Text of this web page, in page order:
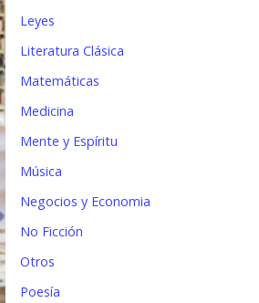
Leyes
Literatura Clásica
Matemáticas
Medicina
Mente y Espíritu
Música
Negocios y Economia
No Ficción
Otros
Poesía